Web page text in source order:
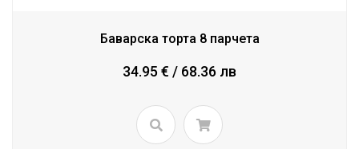
Баварска торта 8 парчета
34.95 € / 68.36 лв